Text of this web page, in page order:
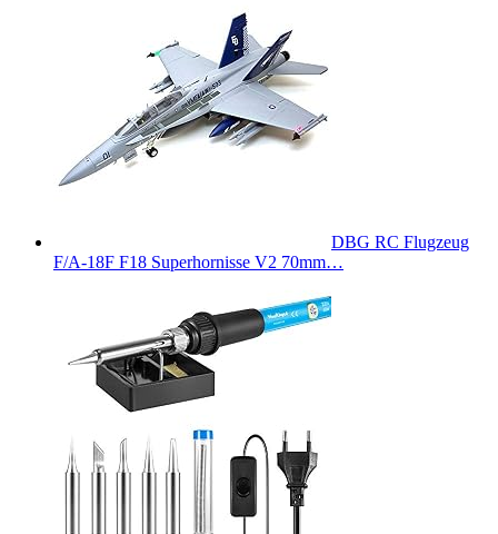
DBG RC Flugzeug
F/A-18F F18 Superhornisse V2 70mm…